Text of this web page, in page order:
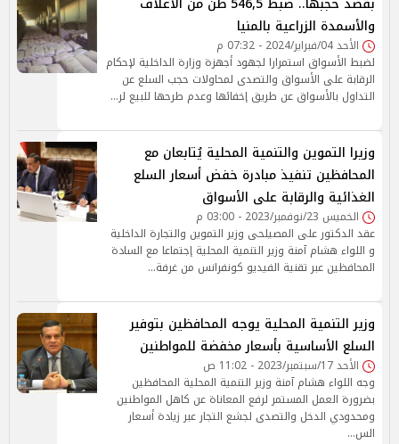
والأسمدة الزراعية بالمنيا
الأحد 04/فبراير/2024 - 07:32 م
لضبط الأسواق استمرارا لجهود أجهزة وزارة الداخلية لإحكام
الرقابة على الأسواق والتصدى لمحاولات حجب السلع عن
التداول بالأسواق عن طريق إخفائها وعدم طرحها للبيع لر…
وزيرا التموين والتنمية المحلية يُتابعان مع
المحافظين تنفيذ مبادرة خفض أسعار السلع
الغذائية والرقابة على الأسواق
الخميس 23/نوفمبر/2023 - 03:00 م
عقد الدكتور على المصيلحى وزير التموين والتجارة الداخلية
و اللواء هشام آمنة وزير التنمية المحلية إجتماعا مع السادة
المحافظين عبر تقنية الفيديو كونفرانس من غرفة…
وزير التنمية المحلية يوجه المحافظين بتوفير
السلع الأساسية بأسعار مخفضة للمواطنين
الأحد 17/سبتمبر/2023 - 11:02 ص
وجه اللواء هشام آمنة وزير التنمية المحلية المحافظين
بضرورة العمل المستمر لرفع المعاناة عن كاهل المواطنين
ومحدودي الدخل والتصدى لجشع التجار عبر زيادة أسعار
الس…